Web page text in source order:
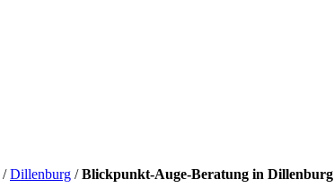
/Dillenburg /Blickpunkt-Auge-Beratung in Dillenburg